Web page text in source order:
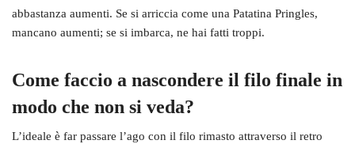
abbastanza aumenti. Se si arriccia come una Patatina Pringles,
mancano aumenti; se si imbarca, ne hai fatti troppi.
Come faccio a nascondere il filo finale in
modo che non si veda?
L’ideale è far passare l’ago con il filo rimasto attraverso il retro